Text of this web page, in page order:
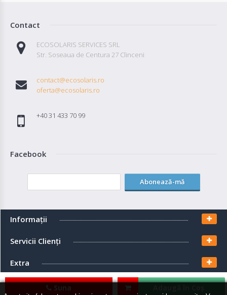
Suna
Contact
ECOSOLARIS SERVICES SRL
Str. Soseaua de Centura 27 Clinceni
contact@ecosolaris.ro
oferta@ecosolaris.ro
+40 31 433 70 99
Facebook
Abonează-mă
Informaţii
Servicii Clienţi
Extra
Contul meu